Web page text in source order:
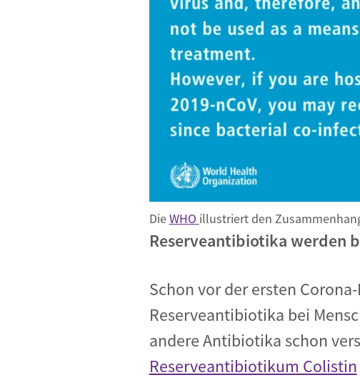
DieWHO illustriert den
Reserveantibiotika werden
Schon vor der ersten
Reserveantibiotika bei
andere Antibiotika schon
Reserveantibiotikum Colistin